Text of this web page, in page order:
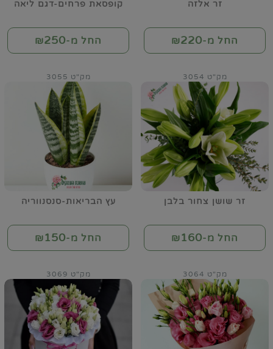
זר אלזה
החל מ-₪220
קופסאת פרחים-דגם ליאה
החל מ-₪250
זר שושן צחור בלבן
מק"ט 3054
החל מ-₪160
עץ הבריאות-סנסנווריה
מק"ט 3055
החל מ-₪150
מק"ט 3064 מק"ט 3069